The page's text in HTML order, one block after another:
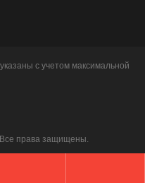
с учетом максимальной
права защищены.